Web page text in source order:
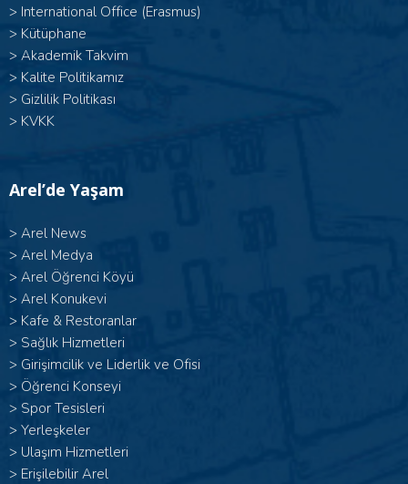
> International Office (Erasmus)
> Kütüphane
> Akademik Takvim
> Kalite Politikamız
> Gizlilik Politikası
> KVKK
Arel’de Yaşam
> Arel News
> Arel Medya
> Arel Öğrenci Köyü
> Arel Konukevi
> Kafe & Restoranlar
> Sağlık Hizmetleri
> Girişimcilik ve Liderlik ve Ofisi
> Öğrenci Konseyi
> Spor Tesisleri
> Yerleşkeler
> Ulaşım Hizmetleri
> Erişilebilir Arel